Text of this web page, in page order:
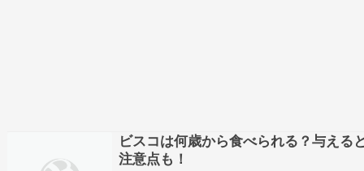
ビスコは何歳から食べられる？与える
注意点も！